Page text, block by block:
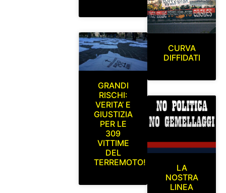
GRANDI
RISCHI:
VERITA’ E
GIUSTIZIA
PER LE
309
VITTIME
DEL
TERREMOTO!
CURVA
DIFFIDATI
LA
NOSTRA
LINEA